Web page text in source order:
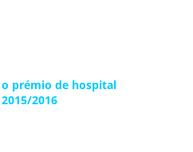
prémio de hospital
2016